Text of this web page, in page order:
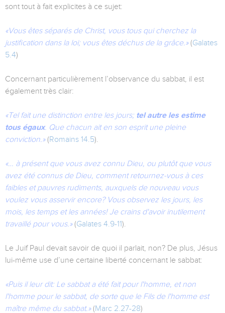
sont tout à fait explicites à ce sujet:
«Vous êtes séparés de Christ, vous tous qui cherchez la
justification dans la loi; vous êtes déchus de la grâce.»(Galates
5.4)
Concernant particulièrement l’observance du sabbat, il est
également très clair:
«Tel fait une distinction entre les jours; tel autre les estime
tous égaux. Que chacun ait en son esprit une pleine
conviction.»(Romains 14.5).
«… à présent que vous avez connu Dieu, ou plutôt que vous
avez été connus de Dieu, comment retournez-vous à ces
faibles et pauvres rudiments, auxquels de nouveau vous
voulez vous asservir encore? Vous observez les jours, les
mois, les temps et les années! Je crains d'avoir inutilement
travaillé pour vous.»(Galates 4.9-11).
Le Juif Paul devait savoir de quoi il parlait, non? De plus, Jésus
lui-même use d’une certaine liberté concernant le sabbat:
«Puis il leur dit: Le sabbat a été fait pour l'homme, et non
l'homme pour le sabbat, de sorte que le Fils de l'homme est
maître même du sabbat.»(Marc 2.27-28)